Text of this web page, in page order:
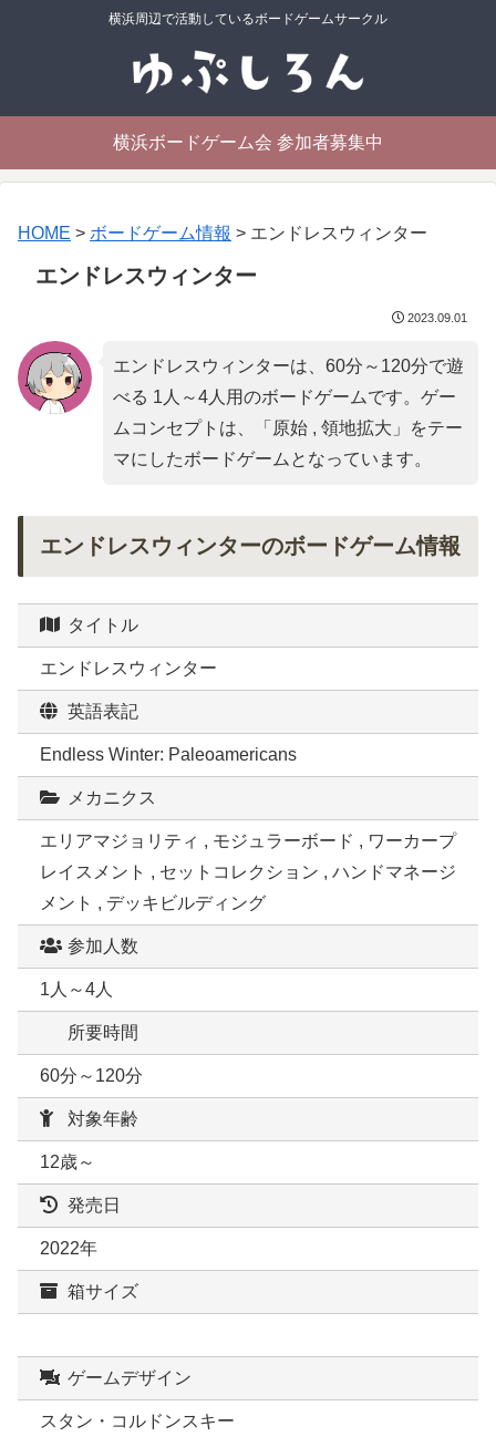
横浜周辺で活動しているボードゲームサークル
横浜ボードゲーム会 参加者募集中
HOME > ボードゲーム情報 > エンドレスウィンター
エンドレスウィンター
2023.09.01
エンドレスウィンターは、60分～120分で遊
べる 1人～4人用のボードゲームです。ゲー
ムコンセプトは、「 原始 , 領地拡大 」をテー
マにしたボードゲームとなっています。
エンドレスウィンターのボードゲーム情報
タイトル
エンドレスウィンター
英語表記
Endless Winter: Paleoamericans
メカニクス
エリアマジョリティ , モジュラーボード , ワーカープ
レイスメント , セットコレクション , ハンドマネージ
メント , デッキビルディング
参加人数
1人～4人
所要時間
60分～120分
対象年齢
12歳～
発売日
2022年
箱サイズ
ゲームデザイン
スタン・コルドンスキー